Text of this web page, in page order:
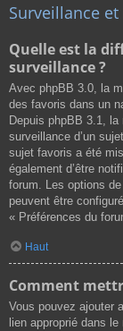
Surveillance
Quelle est la
surveillance ?
Avec phpBB 3.0, la
des favoris dans un
Depuis phpBB 3.1,
surveillance d’un
sujet favoris a été
également d’être
forum. Les options
peuvent être
« Préférences du
Haut
Comment
Vous pouvez ajouter
lien approprié dans